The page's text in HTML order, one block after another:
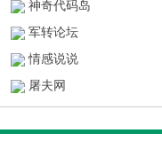
神奇代码岛
军转论坛
情感说说
屠夫网